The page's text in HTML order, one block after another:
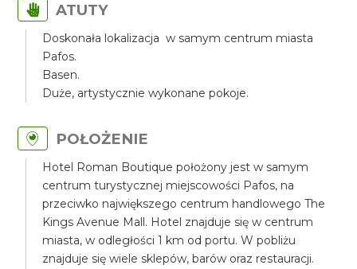
ATUTY
Doskonała lokalizacja w samym centrum miasta
Pafos.
Basen.
Duże, artystycznie wykonane pokoje.
POŁOŻENIE
Hotel Roman Boutique położony jest w samym
centrum turystycznej miejscowości Pafos, na
przeciwko największego centrum handlowego The
Kings Avenue Mall. Hotel znajduje się w centrum
miasta, w odległości 1 km od portu. W pobliżu
znajduje się wiele sklepów, barów oraz restauracji.